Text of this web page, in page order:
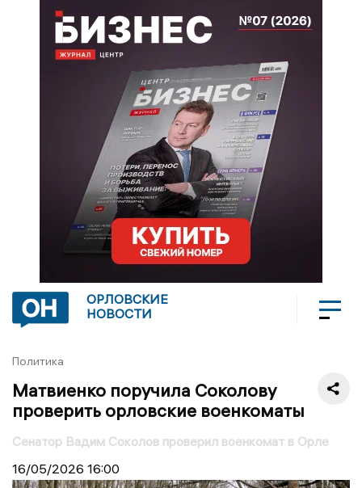
ОРЛОВСКИЕ
НОВОСТИ
Политика
Матвиенко поручила Соколову
проверить орловские военкоматы
Сенатор Вадим Соколов проверил военкомат в Орле
16/05/2026 16:00